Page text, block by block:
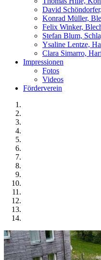
David
Konrad Müller,
Felix Winker,
Stefan Blum,
Ysaline Lentze,
Clara Simarro,
Impressionen
Fotos
Videos
Förderverein